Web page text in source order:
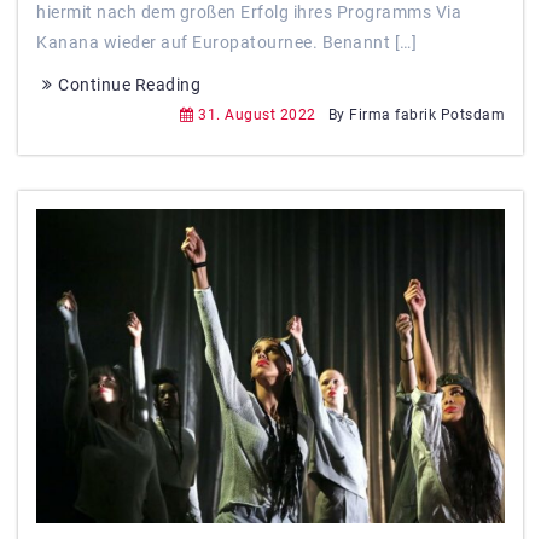
hiermit nach dem großen Erfolg ihres Programms Via
Kanana wieder auf Europatournee. Benannt […]
Continue Reading
31. August 2022 By Firma fabrik Potsdam